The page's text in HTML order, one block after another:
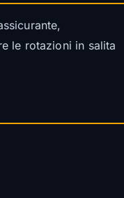
le rotazioni in salita